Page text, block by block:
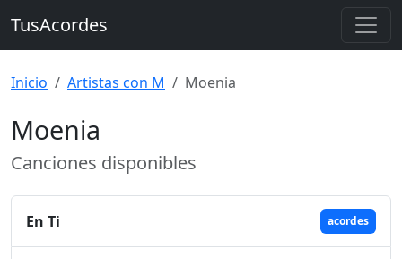
TusAcordes
Inicio Artistas con M Moenia
Moenia
Canciones disponibles
En Ti acordes